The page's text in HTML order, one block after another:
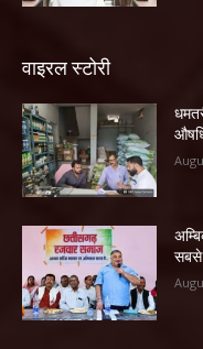
वाइरल स्टोरी
सबसे